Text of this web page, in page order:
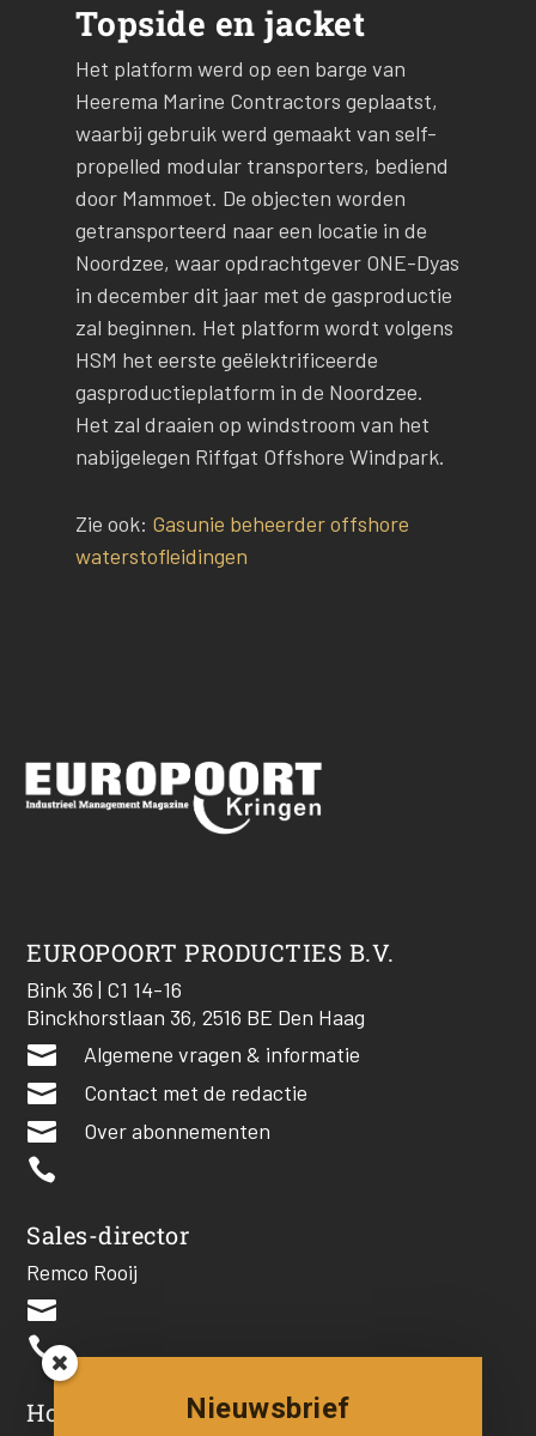
Topside en jacket
Het platform werd op een barge van
Heerema Marine Contractors geplaatst,
waarbij gebruik werd gemaakt van self-
propelled modular transporters, bediend
door Mammoet. De objecten worden
getransporteerd naar een locatie in de
Noordzee, waar opdrachtgever ONE-Dyas
in december dit jaar met de gasproductie
zal beginnen. Het platform wordt volgens
HSM het eerste geëlektrificeerde
gasproductieplatform in de Noordzee.
Het zal draaien op windstroom van het
nabijgelegen Riffgat Offshore Windpark.
Zie ook: Gasunie beheerder offshore
waterstofleidingen
EUROPOORT PRODUCTIES B.V.
Bink 36 | C1 14-16
Binckhorstlaan 36, 2516 BE Den Haag
 Algemene vragen & informatie
 Contact met de redactie
 Over abonnementen

Sales-director
Remco Rooij


HoofdredacteurNieuwsbrief